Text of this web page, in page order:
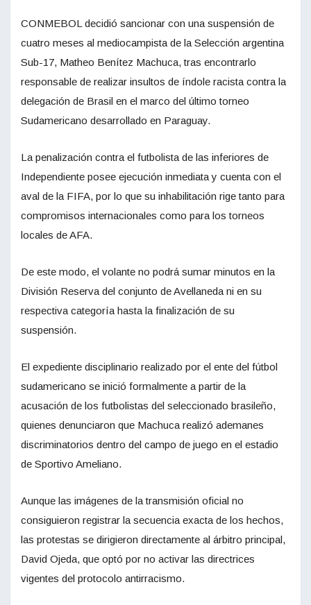
CONMEBOL decidió sancionar con una suspensión de
cuatro meses al mediocampista de la Selección argentina
Sub-17, Matheo Benítez Machuca, tras encontrarlo
responsable de realizar insultos de índole racista contra la
delegación de Brasil en el marco del último torneo
Sudamericano desarrollado en Paraguay.
La penalización contra el futbolista de las inferiores de
Independiente posee ejecución inmediata y cuenta con el
aval de la FIFA, por lo que su inhabilitación rige tanto para
compromisos internacionales como para los torneos
locales de AFA.
De este modo, el volante no podrá sumar minutos en la
División Reserva del conjunto de Avellaneda ni en su
respectiva categoría hasta la finalización de su
suspensión.
El expediente disciplinario realizado por el ente del fútbol
sudamericano se inició formalmente a partir de la
acusación de los futbolistas del seleccionado brasileño,
quienes denunciaron que Machuca realizó ademanes
discriminatorios dentro del campo de juego en el estadio
de Sportivo Ameliano.
Aunque las imágenes de la transmisión oficial no
consiguieron registrar la secuencia exacta de los hechos,
las protestas se dirigieron directamente al árbitro principal,
David Ojeda, que optó por no activar las directrices
vigentes del protocolo antirracismo.